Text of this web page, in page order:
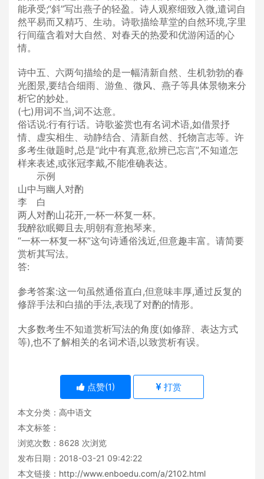
能承受;“斜”写出燕子的轻盈。诗人观察细致入微,遣词自
然平易而又精巧、生动。诗歌描绘草堂的自然环境,字里
行间蕴含着对大自然、对春天的热爱和优游闲适的心
情。
诗中五、六两句描绘的是一幅清新自然、生机勃勃的春
光图景,要结合细雨、游鱼、微风、燕子等具体景物来分
析它的妙处。
(七)用词不当,词不达意。
俗话说:行有行话。诗歌鉴赏也有名词术语,如借景抒
情、虚实相生、动静结合、清新自然、托物言志等。许
多考生做题时,总是“此中有真意,欲辨已忘言”,不知道怎
样来表述,或张冠李戴,不能准确表达。
示例
山中与幽人对酌
李 白
两人对酌山花开,一杯一杯复一杯。
我醉欲眠卿且去,明朝有意抱琴来。
“一杯一杯复一杯”这句诗通俗浅近,但意趣丰富。请简要
赏析其写法。
答:
参考答案:这一句虽然通俗直白,但意味丰厚,通过反复的
修辞手法和白描的手法,表现了对酌的情形。
大多数考生不知道赏析写法的角度(如修辞、表达方式
等),也不了解相关的名词术语,以致赏析有误。
点赞(1) 打赏
本文分类： 高中语文
本文标签：
浏览次数： 8628 次浏览
发布日期：2018-03-21 09:42:22
本文链接： http://www.enboedu.com/a/2102.html